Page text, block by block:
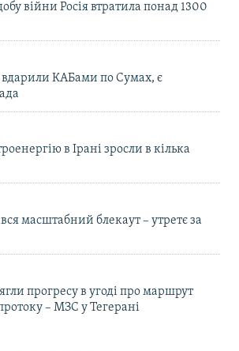
війни Росія втратила понад 1300
вдарили КАБами по Сумах, є
в Ірані зросли в кілька
масштабний блекаут – утретє за
прогресу в угоді про маршрут
– МЗС у Тегерані